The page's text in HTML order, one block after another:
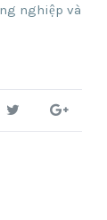
nghiệp và